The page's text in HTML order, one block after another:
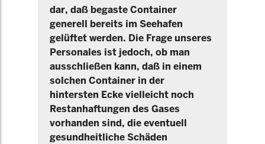
dar, daß begaste Container
generell bereits im Seehafen
gelüftet werden. Die Frage unseres
Personales ist jedoch, ob man
ausschließen kann, daß in einem
solchen Container in der
hintersten Ecke vielleicht noch
Restanhaftungen des Gases
vorhanden sind, die eventuell
gesundheitliche Schäden